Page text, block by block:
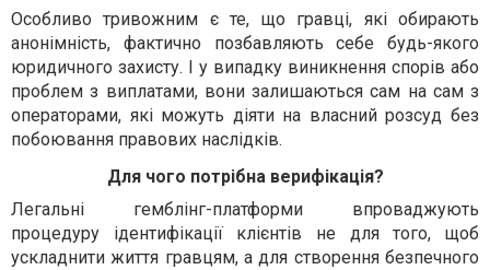
Особливо тривожним є те, що гравці, які обирають
анонімність, фактично позбавляють себе будь-якого
юридичного захисту. І у випадку виникнення спорів або
проблем з виплатами, вони залишаються сам на сам з
операторами, які можуть діяти на власний розсуд без
побоювання правових наслідків.
Для чого потрібна верифікація?
Легальні гемблінг-платформи впроваджують
процедуру ідентифікації клієнтів не для того, щоб
ускладнити життя гравцям, а для створення безпечного